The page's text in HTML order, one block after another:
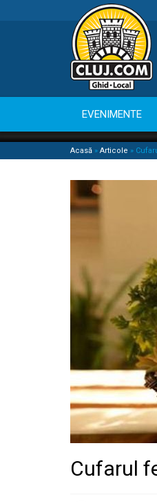
EVENIMENTE
Acasă » Articole »
Cufarul